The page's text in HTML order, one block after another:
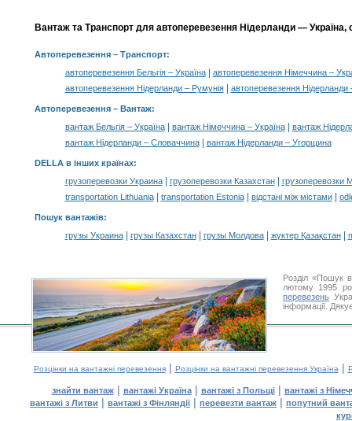
Вантаж та Транспорт для автоперевезення Нідерланди — Україна,
Автоперевезення– Транспорт:
автоперевезення Бельгія – Україна|
автоперевезення Німеччина –
автоперевезення Нідерланди – Румунія| автоперевезення
Автоперевезення – Вантаж:
вантаж Бельгія – Україна| вантаж Німеччина – Україна|
вантаж
вантаж Нідерланди – Словаччина| вантаж Нідерланди – Угорщина
DELLA в інших країнах:
грузоперевозки Украина| грузоперевозки Казахстан|
грузоперевозки
transportation Lithuania| transportation Estonia| відстані між містами|
Пошук вантажів:
грузы Украина| грузы Казахстан| грузы Молдова| жүктер Қазақстан|
Розділ «Пошук
лютому 1995
перевезень
інформації.
Розцінки на вантажні перевезення| Розцінки на вантажні перевезення Україна |
знайти вантаж| вантажі Україна| вантажі з Польщі| вантажі з
вантажі з Литви | вантажі з Фінляндії| перевезти вантаж | попутний